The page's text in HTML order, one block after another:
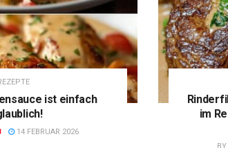
ist einfach
14 FEBRUAR 2026
im
BY